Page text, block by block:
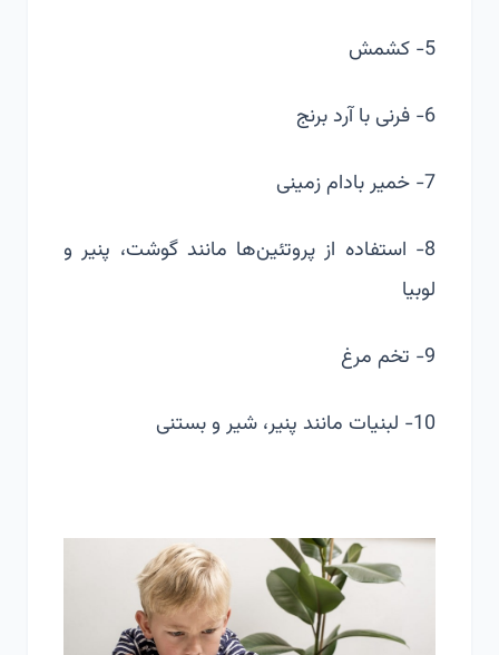
5- کشمش
6- فرنی با آرد برنج
7- خمیر بادام زمینی
8- استفاده از پروتئین‌ها مانند گوشت، پنیر و
لوبیا
9- تخم مرغ
10- لبنیات مانند پنیر، شیر و بستنی